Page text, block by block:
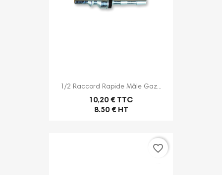
1/2 Raccord Rapide Mâle Gaz...
10,20 € TTC
8.50 € HT
favorite_border